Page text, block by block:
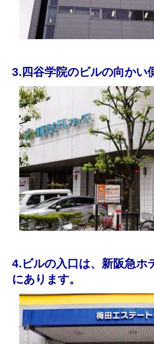
3.四谷学院のビルの向かい
4.ビルの入口は、新阪急ホ
にあります。